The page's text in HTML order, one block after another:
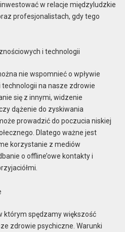
w relacje międzyludzkie
profesjonalistach, gdy tego
i technologii
nie wspomnieć o wpływie
na nasze zdrowie
się z innymi, widzenie
dążenie do zyskiwania
prowadzić do poczucia niskiej
Dlatego ważne jest
korzystanie z mediów
o offline’owe kontakty i
którym spędzamy większość
zdrowie psychiczne. Warunki